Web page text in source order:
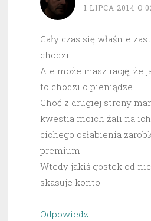
1 LIPCA 2014 O
Cały czas się właśnie
chodzi.
Ale może masz rację, że
to chodzi o pieniądze.
Choć z drugiej strony
kwestia moich żali na
cichego osłabienia
premium.
Wtedy jakiś gostek od
skasuje konto.
Odpowiedz